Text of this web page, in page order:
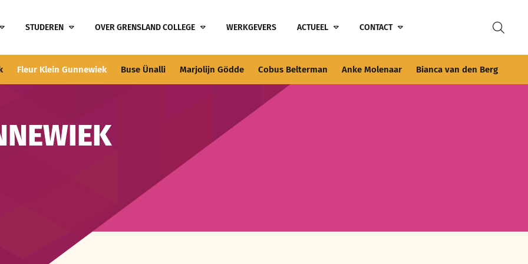
STUDEREN OVER GRENSLAND COLLEGE WERKGEVERS ACTUEEL CONTACT
Fleur Klein Gunnewiek Buse Ünalli Marjolijn Gödde Cobus Belterman Anke Molenaar Bianca van den Berg